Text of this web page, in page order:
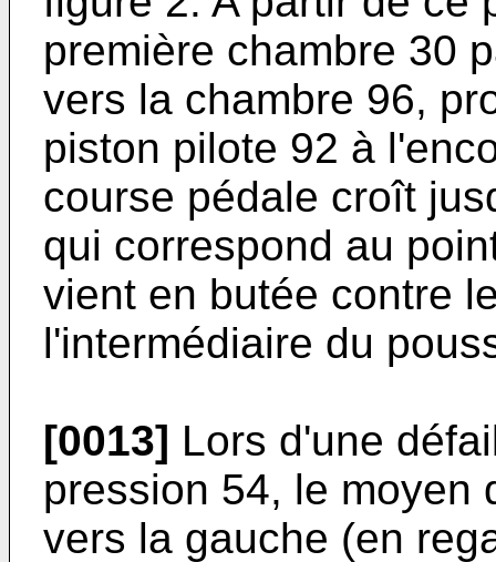
première chambre 30
vers la chambre 96,
piston pilote 92 à
course pédale croît
qui correspond au
vient en butée contre
l'intermédiaire du
[0013] Lors d'une
pression 54, le moyen
vers la gauche (en